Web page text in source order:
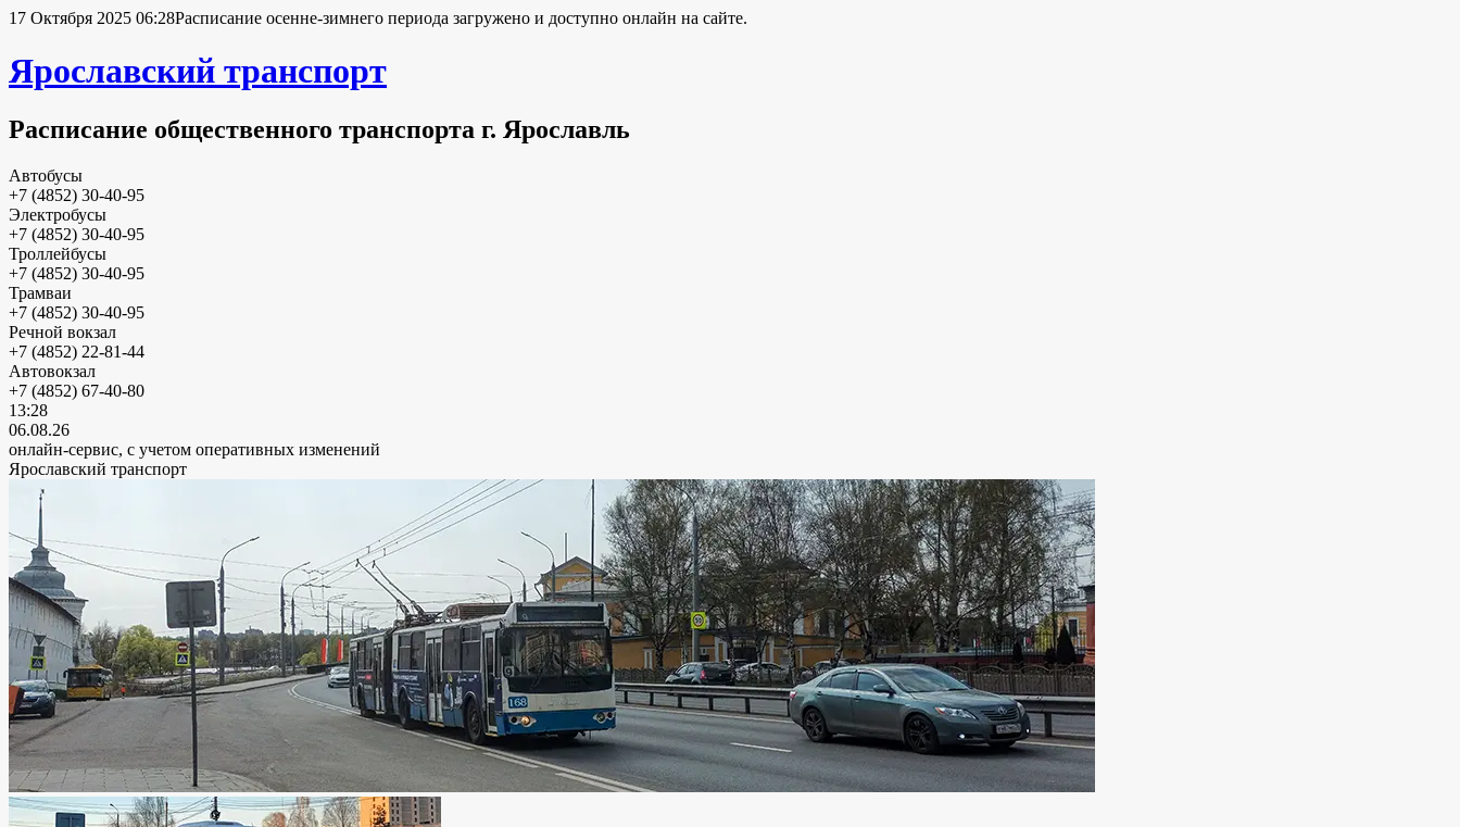
17 Октября 2025 06:28Расписание осенне-зимнего периода загружено и доступно онлайн на сайте.
Ярославский транспорт
Расписание общественного транспорта г. Ярославль
Автобусы
+7 (4852) 30-40-95
Электробусы
+7 (4852) 30-40-95
Троллейбусы
+7 (4852) 30-40-95
Трамваи
+7 (4852) 30-40-95
Речной вокзал
+7 (4852) 22-81-44
Автовокзал
+7 (4852) 67-40-80
13:28
06.08.26
онлайн-сервис, с учетом оперативных изменений
Ярославский транспорт